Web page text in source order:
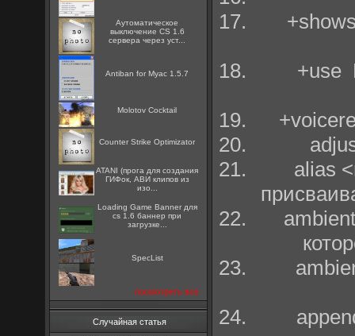
Аутоматическое
выключение CS 1.6
сервера через уст...
Antiban for Myac 1.5.7
Molotov Cocktail
Counter Strike Optimizator
ATANI (прога для создания
ГИФок, АВИ клипов из
изо...
Loading Game Banner для
cs 1.6 баннер при
загрузке...
SpecList
посмотреть все
Случайная статья
+use
alias